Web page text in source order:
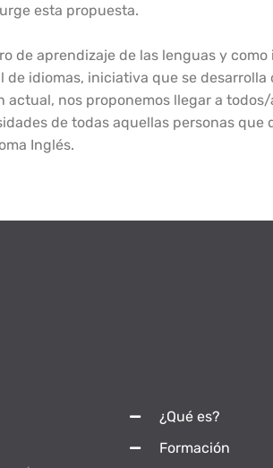
esta propuesta.
de aprendizaje de las lenguas y
de idiomas, iniciativa que se desarrolla
actual, nos proponemos llegar a
de todas aquellas personas
Inglés.
¿Qué es?
Formación